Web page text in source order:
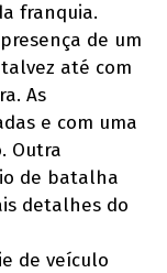
franquia.
de um
até com
As
e com uma
Outra
de batalha
detalhes do
de veículo